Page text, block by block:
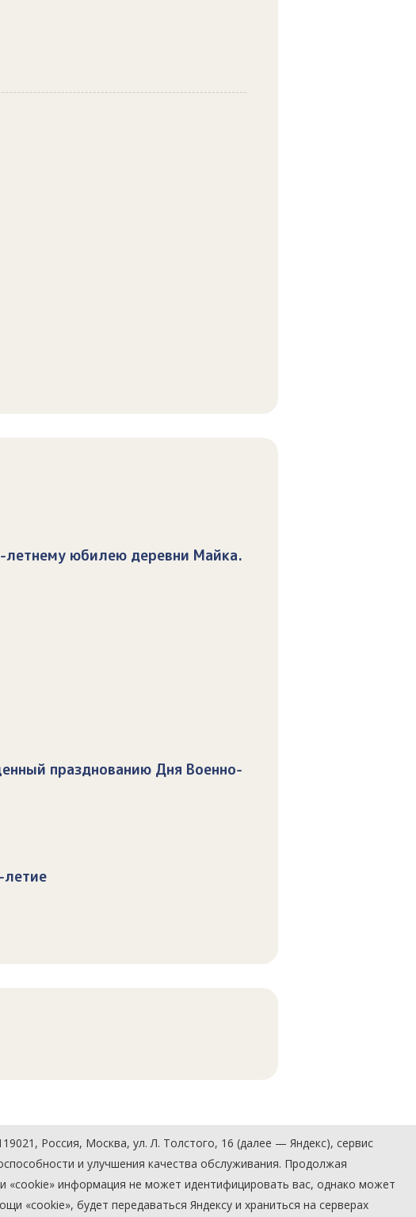
летнему юбилею деревни Майка.
празднованию Дня Военно-
Россия, Москва, ул. Л. Толстого, 16 (далее — Яндекс), сервис
и улучшения качества обслуживания. Продолжая
«cookie» информация не может идентифицировать вас, однако может
«cookie», будет передаваться Яндексу и храниться на серверах